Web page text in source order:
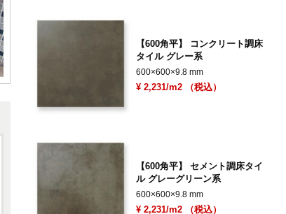
【600角平】 コンクリート調床
タイル グレー系
600×600×9.8 mm
¥ 2,231/m2 （税込）
【600角平】 セメント調床タイ
ル グレーグリーン系
600×600×9.8 mm
¥ 2,231/m2 （税込）